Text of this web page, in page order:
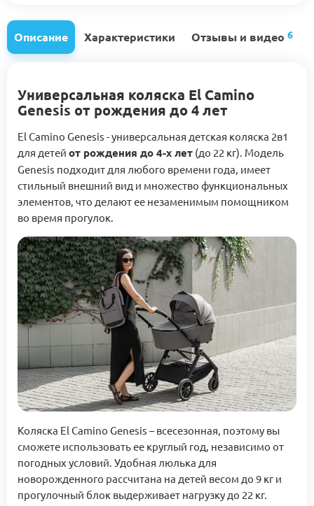
Описание Характеристики Отзывы и видео 6
Универсальная коляска El Camino
Genesis от рождения до 4 лет
El Camino Genesis - универсальная детская коляска 2в1
для детей от рождения до 4-х лет (до 22 кг). Модель
Genesis подходит для любого времени года, имеет
стильный внешний вид и множество функциональных
элементов, что делают ее незаменимым помощником
во время прогулок.
Коляска El Camino Genesis – всесезонная, поэтому вы
сможете использовать ее круглый год, независимо от
погодных условий. Удобная люлька для
новорожденного рассчитана на детей весом до 9 кг и
прогулочный блок выдерживает нагрузку до 22 кг.